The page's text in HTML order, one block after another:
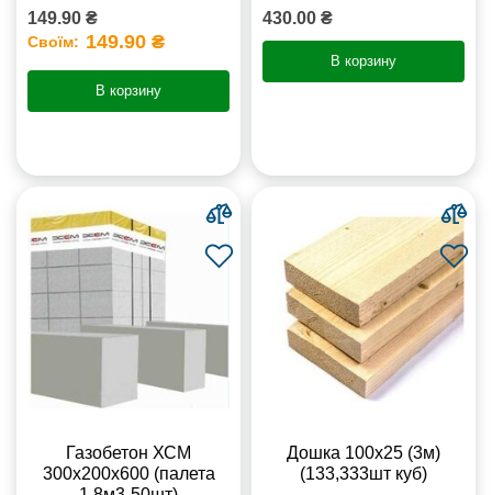
149.90 ₴
Своїм: 149.90 ₴
В корзину
430.00 ₴
В корзину
Газобетон ХСМ
300x200x600 (палета
Дошка 100х25 (3м)
(133,333шт куб)